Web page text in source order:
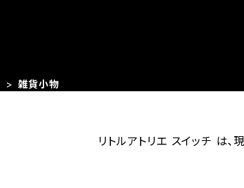
雑貨小物
リトルアトリエ スイッチ は、